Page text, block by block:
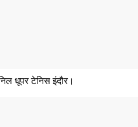
धूपर टेनिस इंदौर।